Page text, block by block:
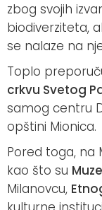
zbog svojih
biodiverziteta,
se nalaze na
Toplo
crkvu Svetog
samog centru
opštini Mionica.
Pored toga, na
kao što su
Milanovcu,